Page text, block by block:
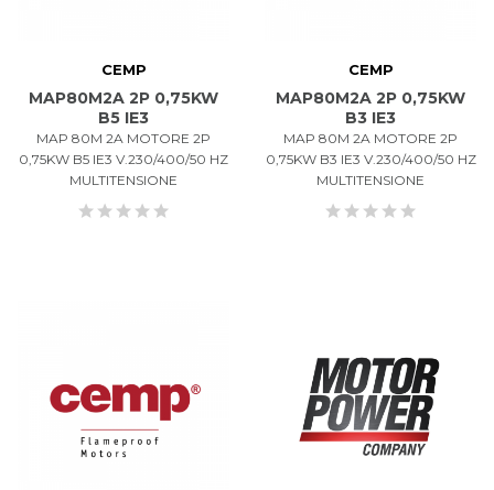
CEMP
MAP80M2A 2P 0,75KW
B5 IE3
MAP 80M 2A MOTORE 2P
0,75KW B5 IE3 V.230/400/50 HZ
MULTITENSIONE
CEMP
MAP80M2A 2P 0,75KW
B3 IE3
MAP 80M 2A MOTORE 2P
0,75KW B3 IE3 V.230/400/50 HZ
MULTITENSIONE